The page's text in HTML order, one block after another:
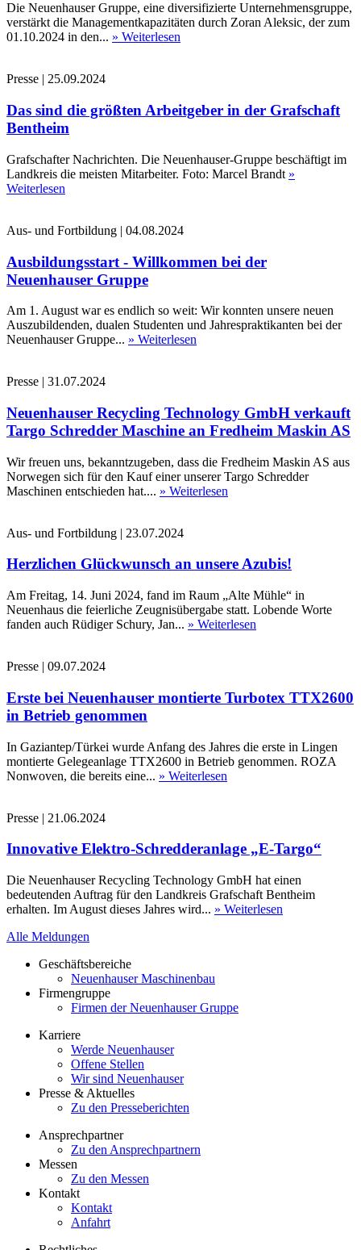
Die Neuenhauser Gruppe, eine diversifizierte Unternehmensgruppe,
verstärkt die Managementkapazitäten durch Zoran Aleksic, der zum
01.10.2024 in den... » Weiterlesen
Presse | 25.09.2024
Das sind die größten Arbeitgeber in der Grafschaft
Bentheim
Grafschafter Nachrichten. Die Neuenhauser-Gruppe beschäftigt im
Landkreis die meisten Mitarbeiter. Foto: Marcel Brandt »
Weiterlesen
Aus- und Fortbildung | 04.08.2024
Ausbildungsstart - Willkommen bei der
Neuenhauser Gruppe
Am 1. August war es endlich so weit: Wir konnten unsere neuen
Auszubildenden, dualen Studenten und Jahrespraktikanten bei der
Neuenhauser Gruppe... » Weiterlesen
Presse | 31.07.2024
Neuenhauser Recycling Technology GmbH verkauft
Targo Schredder Maschine an Fredheim Maskin AS
Wir freuen uns, bekanntzugeben, dass die Fredheim Maskin AS aus
Norwegen sich für den Kauf einer unserer Targo Schredder
Maschinen entschieden hat.... » Weiterlesen
Aus- und Fortbildung | 23.07.2024
Herzlichen Glückwunsch an unsere Azubis!
Am Freitag, 14. Juni 2024, fand im Raum „Alte Mühle“ in
Neuenhaus die feierliche Zeugnisübergabe statt. Lobende Worte
fanden auch Rüdiger Schury, Jan... » Weiterlesen
Presse | 09.07.2024
Erste bei Neuenhauser montierte Turbotex TTX2600
in Betrieb genommen
In Gaziantep/Türkei wurde Anfang des Jahres die erste in Lingen
montierte Gelegeanlage TTX2600 in Betrieb genommen. ROZA
Nonwoven, die bereits eine... » Weiterlesen
Presse | 21.06.2024
Innovative Elektro-Schredderanlage „E-Targo“
Die Neuenhauser Recycling Technology GmbH hat einen
bedeutenden Auftrag für den Landkreis Grafschaft Bentheim
erhalten. Im August dieses Jahres wird... » Weiterlesen
Alle Meldungen
Geschäftsbereiche
Neuenhauser Maschinenbau
Firmengruppe
Firmen der Neuenhauser Gruppe
Karriere
Werde Neuenhauser
Offene Stellen
Wir sind Neuenhauser
Presse & Aktuelles
Zu den Presseberichten
Ansprechpartner
Zu den Ansprechpartnern
Messen
Zu den Messen
Kontakt
Kontakt
Anfahrt